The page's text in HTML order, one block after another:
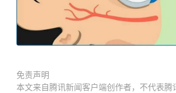
免责声明
本文来自腾讯新闻客户端创作者，不代表腾